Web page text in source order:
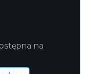
na